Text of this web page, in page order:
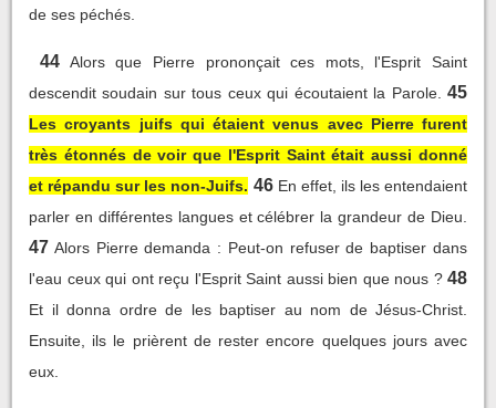
de ses péchés.
44 Alors que Pierre prononçait ces mots, l'Esprit Saint
descendit soudain sur tous ceux qui écoutaient la Parole. 45
Les croyants juifs qui étaient venus avec Pierre furent
très étonnés de voir que l'Esprit Saint était aussi donné
et répandu sur les non-Juifs. 46 En effet, ils les entendaient
parler en différentes langues et célébrer la grandeur de Dieu.
47 Alors Pierre demanda : Peut-on refuser de baptiser dans
l'eau ceux qui ont reçu l'Esprit Saint aussi bien que nous ? 48
Et il donna ordre de les baptiser au nom de Jésus-Christ.
Ensuite, ils le prièrent de rester encore quelques jours avec
eux.